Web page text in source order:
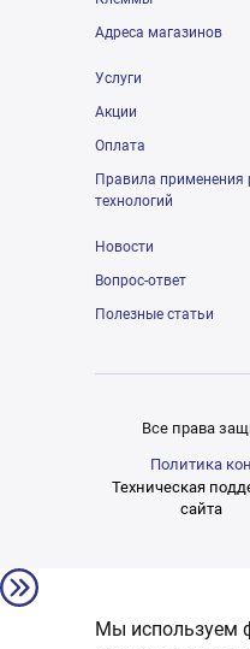
Адреса магазинов
Услуги
Акции
Оплата
Правила применения
технологий
Новости
Вопрос-ответ
Полезные статьи
Все права
Политика
Техническая
сайта
Мы используем